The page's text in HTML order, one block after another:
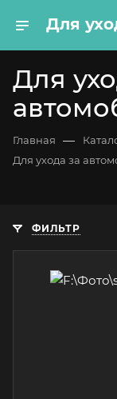
Для
Главная —
Для ухода за
ФИЛЬТР